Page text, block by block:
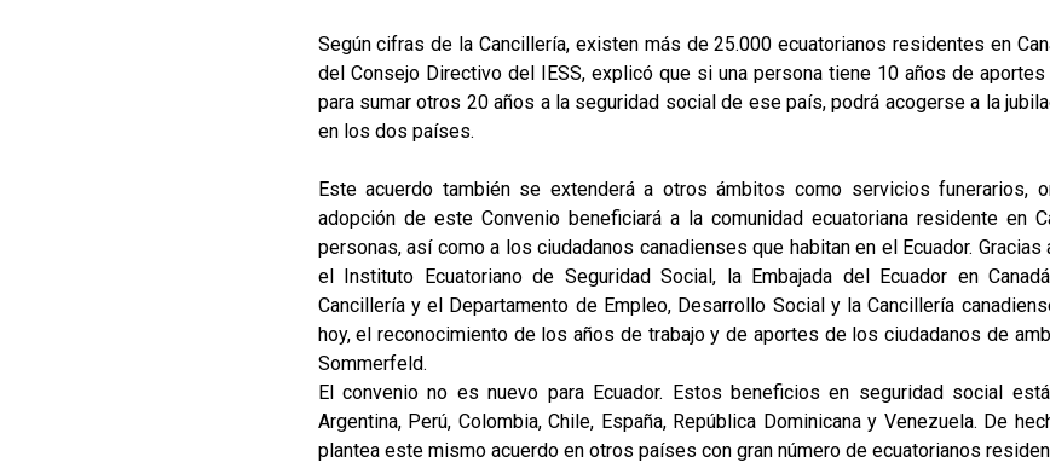
Según cifras de la Cancillería, existen más de 25.000 ecuatorianos residentes en
del Consejo Directivo del IESS, explicó que si una persona tiene 10 años de aportes
para sumar otros 20 años a la seguridad social de ese país, podrá acogerse a la
en los dos países.
Este acuerdo también se extenderá a otros ámbitos como servicios funerarios,
adopción de este Convenio beneficiará a la comunidad ecuatoriana residente en
personas, así como a los ciudadanos canadienses que habitan en el Ecuador.
el Instituto Ecuatoriano de Seguridad Social, la Embajada del Ecuador en
Cancillería y el Departamento de Empleo, Desarrollo Social y la Cancillería
hoy, el reconocimiento de los años de trabajo y de aportes de los ciudadanos de
Sommerfeld.
El convenio no es nuevo para Ecuador. Estos beneficios en seguridad social
Argentina, Perú, Colombia, Chile, España, República Dominicana y Venezuela. De
plantea este mismo acuerdo en otros países con gran número de ecuatorianos